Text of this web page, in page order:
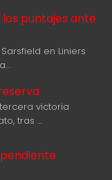
los puntajes ante
en Liniers
victoria
tras …